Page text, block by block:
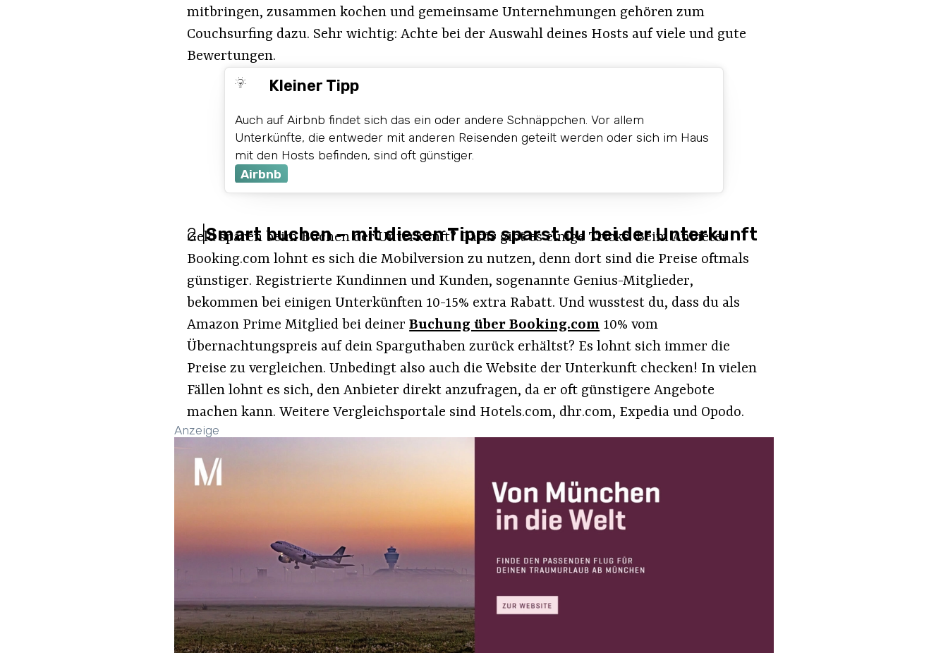
mitbringen, zusammen kochen und gemeinsame Unternehmungen gehören zum
Couchsurfing dazu. Sehr wichtig: Achte bei der Auswahl deines Hosts auf viele und gute
Bewertungen.
Kleiner Tipp
Auch auf Airbnb findet sich das ein oder andere Schnäppchen. Vor allem
Unterkünfte, die entweder mit anderen Reisenden geteilt werden oder sich im Haus
mit den Hosts befinden, sind oft günstiger.
Airbnb
2|Smart buchen – mit diesen Tipps sparst du bei der Unterkunft
Geld sparen beim Buchen der Unterkunft? Dafür gibt es einige Tricks: Beim Anbieter
Booking.com lohnt es sich die Mobilversion zu nutzen, denn dort sind die Preise oftmals
günstiger. Registrierte Kundinnen und Kunden, sogenannte Genius-Mitglieder,
bekommen bei einigen Unterkünften 10-15% extra Rabatt. Und wusstest du, dass du als
Amazon Prime Mitglied bei deinerBuchung über Booking.com 10% vom
Übernachtungspreis auf dein Sparguthaben zurück erhältst? Es lohnt sich immer die
Preise zu vergleichen. Unbedingt also auch die Website der Unterkunft checken! In vielen
Fällen lohnt es sich, den Anbieter direkt anzufragen, da er oft günstigere Angebote
machen kann. Weitere Vergleichsportale sind Hotels.com, dhr.com, Expedia und Opodo.
Anzeige